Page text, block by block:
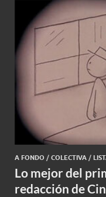
A FONDO / COLECTIVA /
Lo mejor del
redacción de